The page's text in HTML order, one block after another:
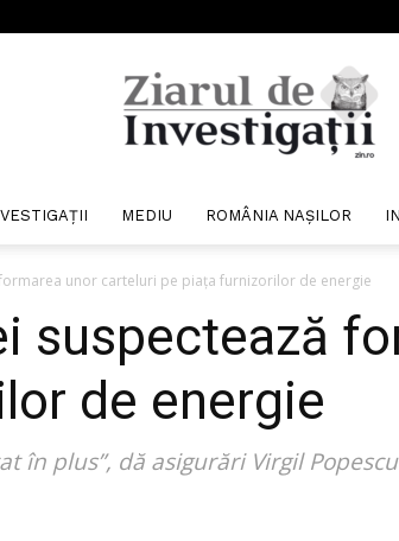
de
MEDIU ROMÂNIA NAȘILOR
unor carteluri pe piața furnizorilor de energie
suspectează
de energie
în plus”, dă asigurări Virgil Popescu